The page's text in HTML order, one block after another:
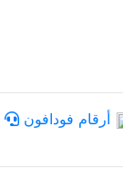
أرقام فودافون